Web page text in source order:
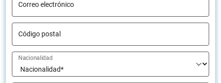
Correo electrónico
Código postal
Nacionalidad